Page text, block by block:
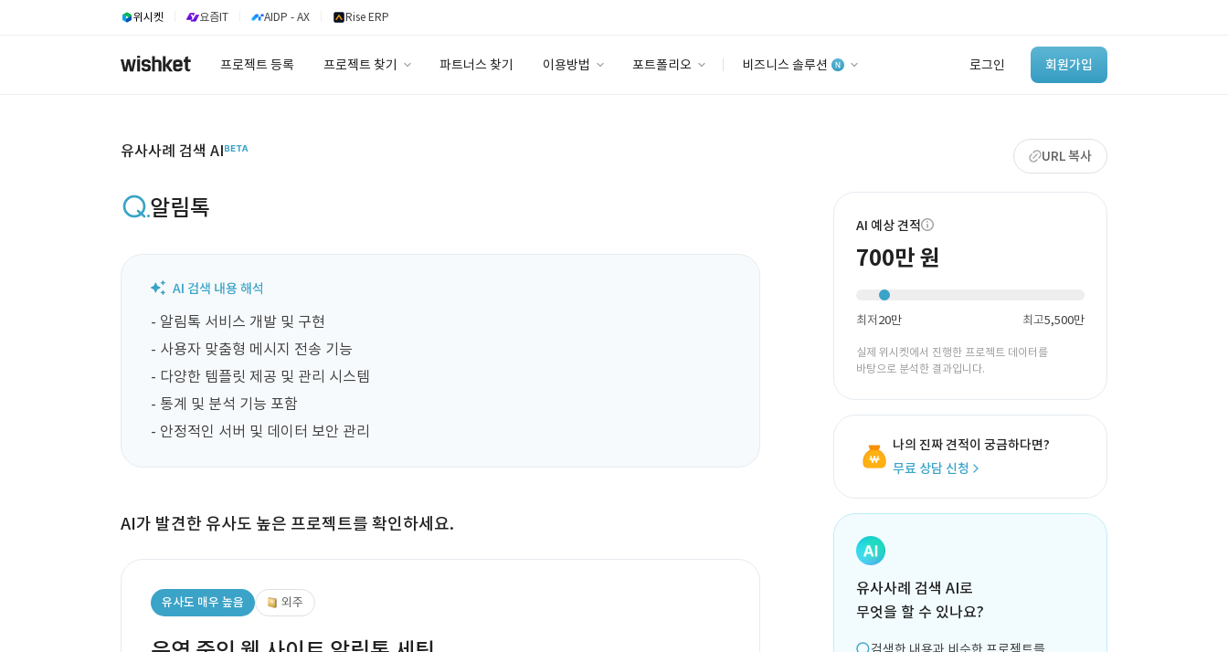
위시켓 요즘IT AIDP - AX Rise ERP
프로젝트 등록 프로젝트 찾기 파트너스 찾기 이용방법 포트폴리오 비즈니스 솔루션 로그인 회원가입
‘이런 거’ 만들어본
개발 회사 있어?
바로가기
유사사례 검색 AI URL 복사
알림톡
- 알림톡 서비스 개발 및 구현
- 사용자 맞춤형 메시지 전송 기능
- 다양한 템플릿 제공 및 관리 시스템
- 통계 및 분석 기능 포함
- 안정적인 서버 및 데이터 보안 관리
AI가 발견한 유사도 높은 프로젝트를 확인하세요.
유사도 매우 높음 외주
AI 예상 견적
700만 원
최저20만 최고5,500만
실제 위시켓에서 진행한 프로젝트 데이터를
바탕으로 분석한 결과입니다.
나의 진짜 견적이 궁금하다면?
무료 상담 신청
유사사례 검색 AI로
무엇을 할 수 있나요?